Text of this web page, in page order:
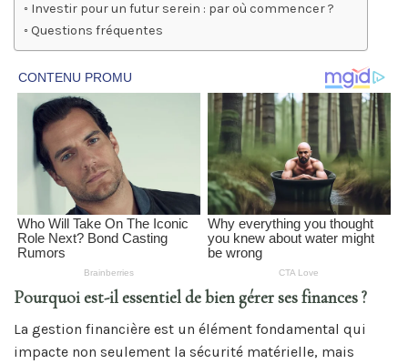
Investir pour un futur serein : par où commencer ?
Questions fréquentes
Pourquoi est-il essentiel de bien gérer ses finances ?
La gestion financière est un élément fondamental qui
impacte non seulement la sécurité matérielle, mais